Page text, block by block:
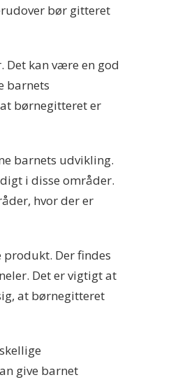
bør gitteret
kan være en god
barnets
børnegitteret er
barnets udvikling.
i disse områder.
hvor der er
Der findes
Det er vigtigt at
at børnegitteret
give barnet